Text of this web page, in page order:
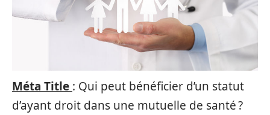
Méta Title : Qui peut bénéficier d’un statut
d’ayant droit dans une mutuelle de santé ?